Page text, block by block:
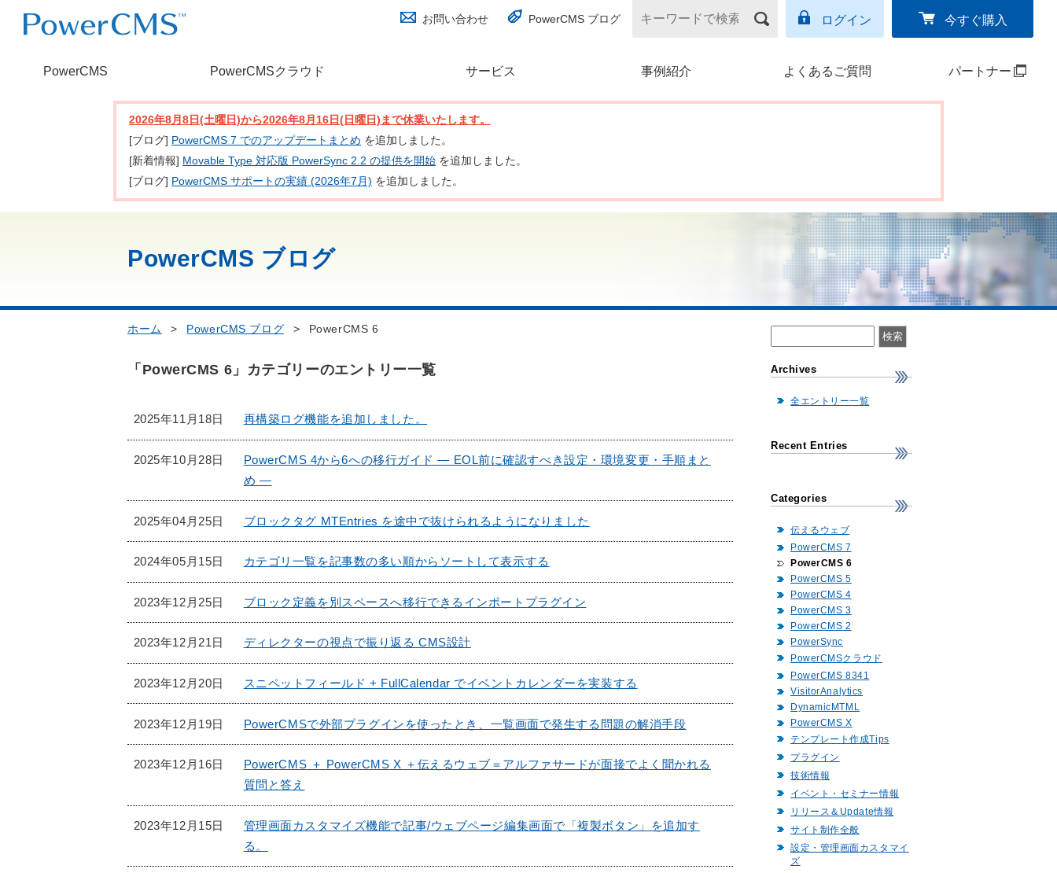
お問い合わせ PowerCMS ブログ ログイン 今すぐ購入
PowerCMS PowerCMSクラウド サービス 事例紹介 よくあるご質問 パートナー
(別ウィンドウで開く)
2026年8月8日(土曜日)から2026年8月16日(日曜日)まで休業いたします。
[ブログ] PowerCMS 7 でのアップデートまとめ を追加しました。
[新着情報] Movable Type 対応版 PowerSync 2.2 の提供を開始 を追加しました。
[ブログ] PowerCMS サポートの実績 (2026年7月) を追加しました。
PowerCMS ブログ
ホーム > PowerCMS ブログ > PowerCMS 6
「PowerCMS 6」カテゴリーのエントリー一覧
2025年11月18日 再構築ログ機能を追加しました。
2025年10月28日
PowerCMS 4から6への移行ガイド — EOL前に確認すべき設定・環境変更・手順まと
め —
2025年04月25日 ブロックタグ MTEntries を途中で抜けられるようになりました
2024年05月15日 カテゴリ一覧を記事数の多い順からソートして表示する
2023年12月25日 ブロック定義を別スペースへ移行できるインポートプラグイン
2023年12月21日 ディレクターの視点で振り返る CMS設計
2023年12月20日 スニペットフィールド + FullCalendar でイベントカレンダーを実装する
2023年12月19日 PowerCMSで外部プラグインを使ったとき、一覧画面で発生する問題の解消手段
2023年12月16日
PowerCMS ＋ PowerCMS X ＋伝えるウェブ＝アルファサードが面接でよく聞かれる
質問と答え
2023年12月15日
管理画面カスタマイズ機能で記事/ウェブページ編集画面で「複製ボタン」を追加す
る。
Archives
全エントリー一覧
Recent Entries
Categories
伝えるウェブ
PowerCMS 7
PowerCMS 6
PowerCMS 5
PowerCMS 4
PowerCMS 3
PowerCMS 2
PowerSync
PowerCMSクラウド
PowerCMS 8341
VisitorAnalytics
DynamicMTML
PowerCMS X
テンプレート作成Tips
プラグイン
技術情報
イベント・セミナー情報
リリース＆Update情報
サイト制作全般
設定・管理画面カスタマイ
ズ